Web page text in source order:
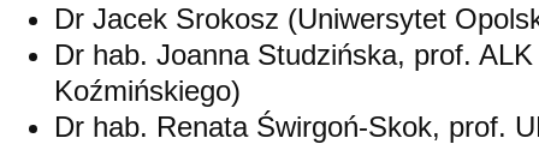
Dr Jacek Srokosz (Uniwersytet
Dr hab. Joanna Studzińska, prof.
Koźmińskiego)
Dr hab. Renata Świrgoń-Skok, prof.